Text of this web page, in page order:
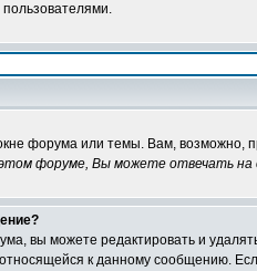
форума или темы. Вам,
форуме, Вы можете отвечать на
вы можете редактировать и
к данному сообщению.